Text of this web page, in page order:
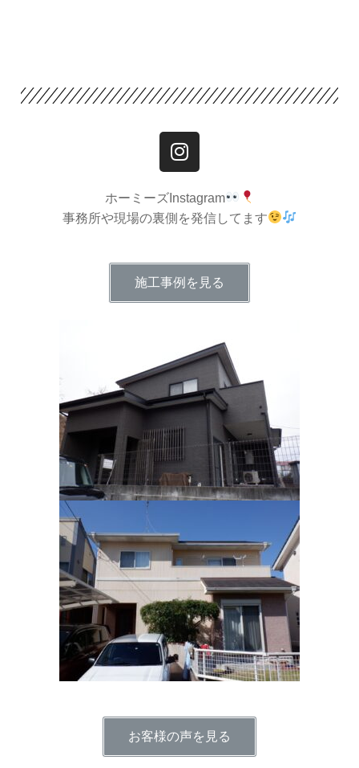
ホーミーズInstagram
事務所や現場の裏側を発信してます
施工事例を見る
お客様の声を見る